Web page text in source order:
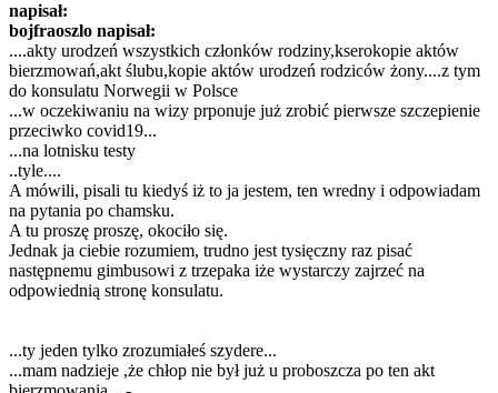
napisał:
bojfraoszlo napisał:
....akty urodzeń wszystkich członków rodziny,kserokopie aktów
bierzmowań,akt ślubu,kopie aktów urodzeń rodziców żony....z tym
do konsulatu Norwegii w Polsce
...w oczekiwaniu na wizy prponuje już zrobić pierwsze szczepienie
przeciwko covid19...
...na lotnisku testy
..tyle....
A mówili, pisali tu kiedyś iż to ja jestem, ten wredny i odpowiadam
na pytania po chamsku.
A tu proszę proszę, okociło się.
Jednak ja ciebie rozumiem, trudno jest tysięczny raz pisać
następnemu gimbusowi z trzepaka iże wystarczy zajrzeć na
odpowiednią stronę konsulatu.
...ty jeden tylko zrozumiałeś szydere...
...mam nadzieje ,że chłop nie był już u proboszcza po ten akt